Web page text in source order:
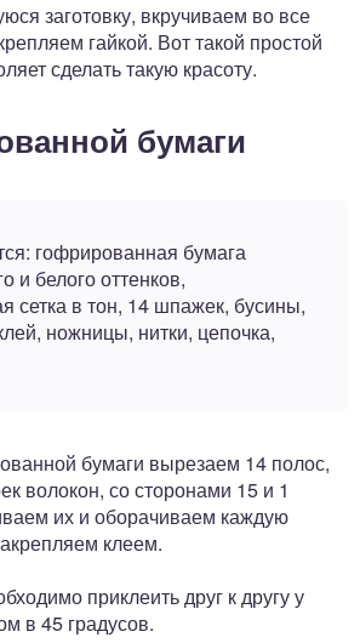
заготовку, вкручиваем во все
гайкой. Вот такой простой
сделать такую красоту.
бумаги
гофрированная бумага
и белого оттенков,
сетка в тон, 14 шпажек, бусины,
ножницы, нитки, цепочка,
бумаги вырезаем 14 полос,
волокон, со сторонами 15 и 1
их и оборачиваем каждую
клеем.
приклеить друг к другу у
в 45 градусов.